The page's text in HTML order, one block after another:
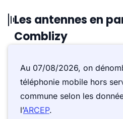
Les antennes en
Comblizy
Au 07/08/2026, on
téléphonie mobile hors
commune selon les
l’ARCEP.